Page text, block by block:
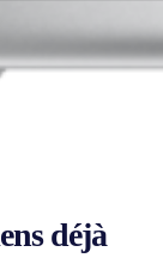
déjà